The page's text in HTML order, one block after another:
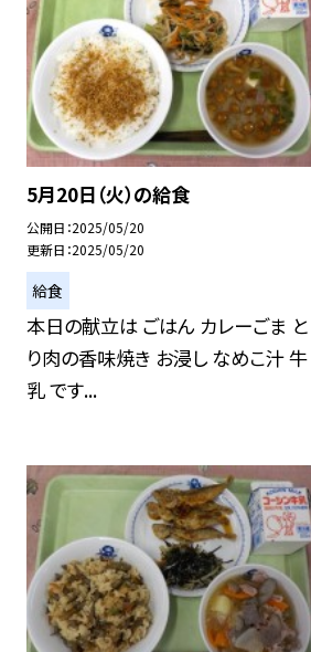
5月20日（火）の給食
公開日 2025/05/20
更新日 2025/05/20
給食
本日の献立は ごはん カレーごま と
り肉の香味焼き お浸し なめこ汁 牛
乳 です...